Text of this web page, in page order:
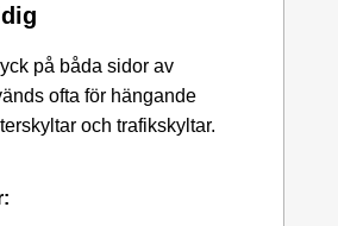
på båda sidor av
ofta för hängande
och trafikskyltar.